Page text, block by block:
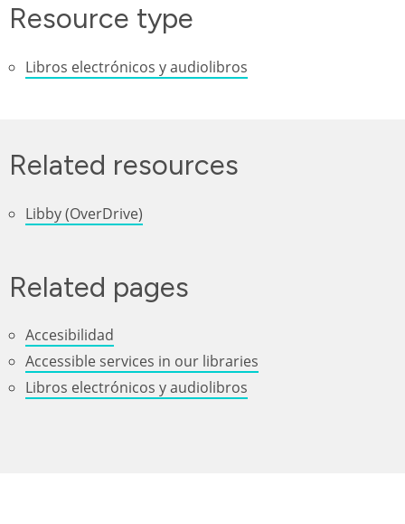
Resource type
Libros electrónicos y audiolibros
Related resources
Libby (OverDrive)
Related pages
Accesibilidad
Accessible services in our libraries
Libros electrónicos y audiolibros